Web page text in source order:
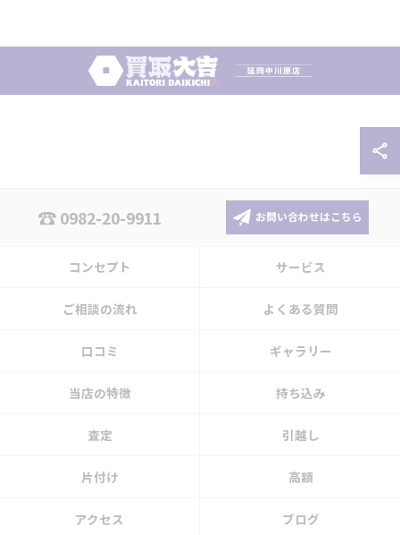
0982-20-9911 お問い合わせはこちら
コンセプト サービス
ご相談の流れ よくある質問
口コミ ギャラリー
当店の特徴 持ち込み
査定 引越し
片付け 高額
アクセス ブログ